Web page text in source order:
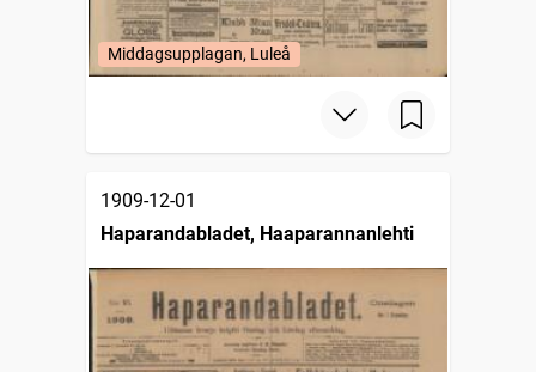
Middagsupplagan, Luleå
1909-12-01
Haparandabladet, Haaparannanlehti